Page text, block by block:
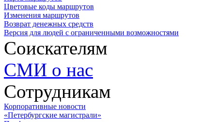
Цветовые коды маршрутов
Изменения маршрутов
Возврат денежных средств
Версия для людей с ограниченными возможностями
Соискателям
СМИ о нас
Сотрудникам
Корпоративные новости
«Петербургские магистрали»